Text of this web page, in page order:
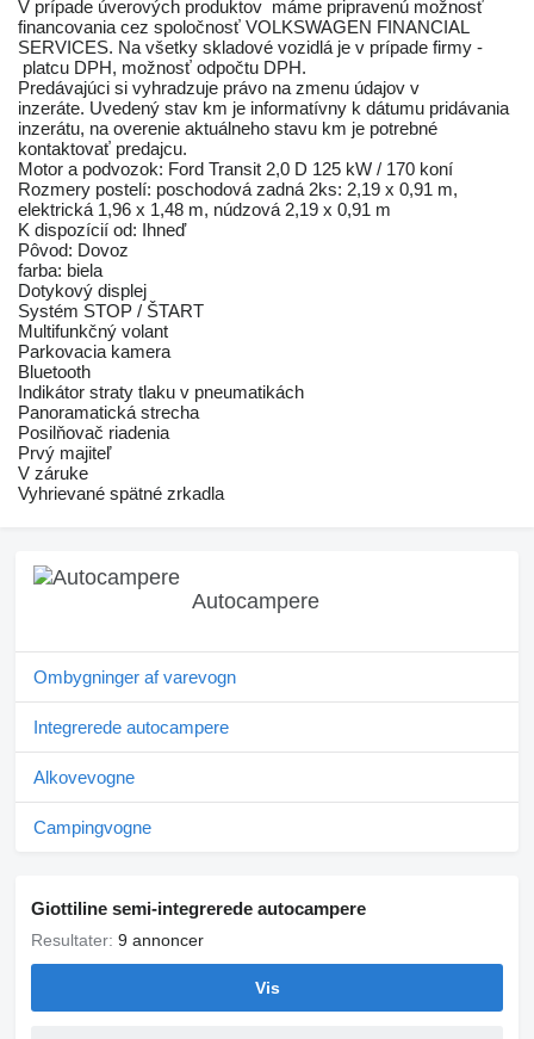
V prípade úverových produktov máme pripravenú možnosť
financovania cez spoločnosť VOLKSWAGEN FINANCIAL
SERVICES. Na všetky skladové vozidlá je v prípade firmy -
platcu DPH, možnosť odpočtu DPH.
Predávajúci si vyhradzuje právo na zmenu údajov v
inzeráte. Uvedený stav km je informatívny k dátumu pridávania
inzerátu, na overenie aktuálneho stavu km je potrebné
kontaktovať predajcu.
Motor a podvozok: Ford Transit 2,0 D 125 kW / 170 koní
Rozmery postelí: poschodová zadná 2ks: 2,19 x 0,91 m,
elektrická 1,96 x 1,48 m, núdzová 2,19 x 0,91 m
K dispozícií od: Ihneď
Pôvod: Dovoz
farba: biela
Dotykový displej
Systém STOP / ŠTART
Multifunkčný volant
Parkovacia kamera
Bluetooth
Indikátor straty tlaku v pneumatikách
Panoramatická strecha
Posilňovač riadenia
Prvý majiteľ
V záruke
Vyhrievané spätné zrkadla
Autocampere
Ombygninger af varevogn
Integrerede autocampere
Alkovevogne
Campingvogne
Giottiline semi-integrerede autocampere
Resultater: 9 annoncer
Vis